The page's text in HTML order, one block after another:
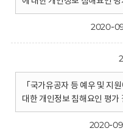
2020-
「국가유공자 등 예우 및 지
대한 개인정보 침해요인 평가
2020-